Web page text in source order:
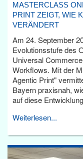
MASTERCLASS
PRINT ZEIGT, WIE
VERÄNDERT
Am 24. September
Evolutionsstufe des
Universal
Workflows. Mit der
Agentic Print"
Bayern praxisnah,
auf diese
Weiterlesen...